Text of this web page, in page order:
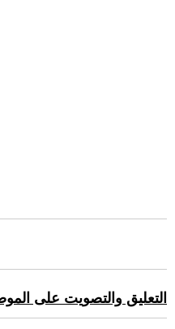
التعليق والتصويت على